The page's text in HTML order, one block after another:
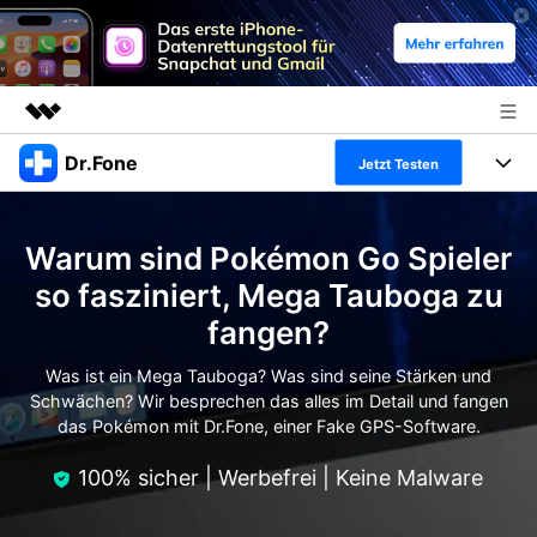
Top-Produkte
Dienstprogramme
Überblick
Lösungen
Über uns
Shop
Dr.Fone Jetzt Testen
Alles-in-einem-Toolkit
Weitere Tools und Apps
Full Toolkit anzeigen >
Lösungen
Entdecken Sie weitere Dr.Fone-Lösungen
Lernen und Unterstützung
Ressourcen & Lernen
Android 16 FRP-Umgehung
DOWNLOAD Anmelden
Warum sind Pokémon Go Spieler
so fasziniert, Mega Tauboga zu
fangen?
Was ist ein Mega Tauboga? Was sind seine Stärken und
Schwächen? Wir besprechen das alles im Detail und fangen
das Pokémon mit Dr.Fone, einer Fake GPS-Software.
100% sicher | Werbefrei | Keine Malware